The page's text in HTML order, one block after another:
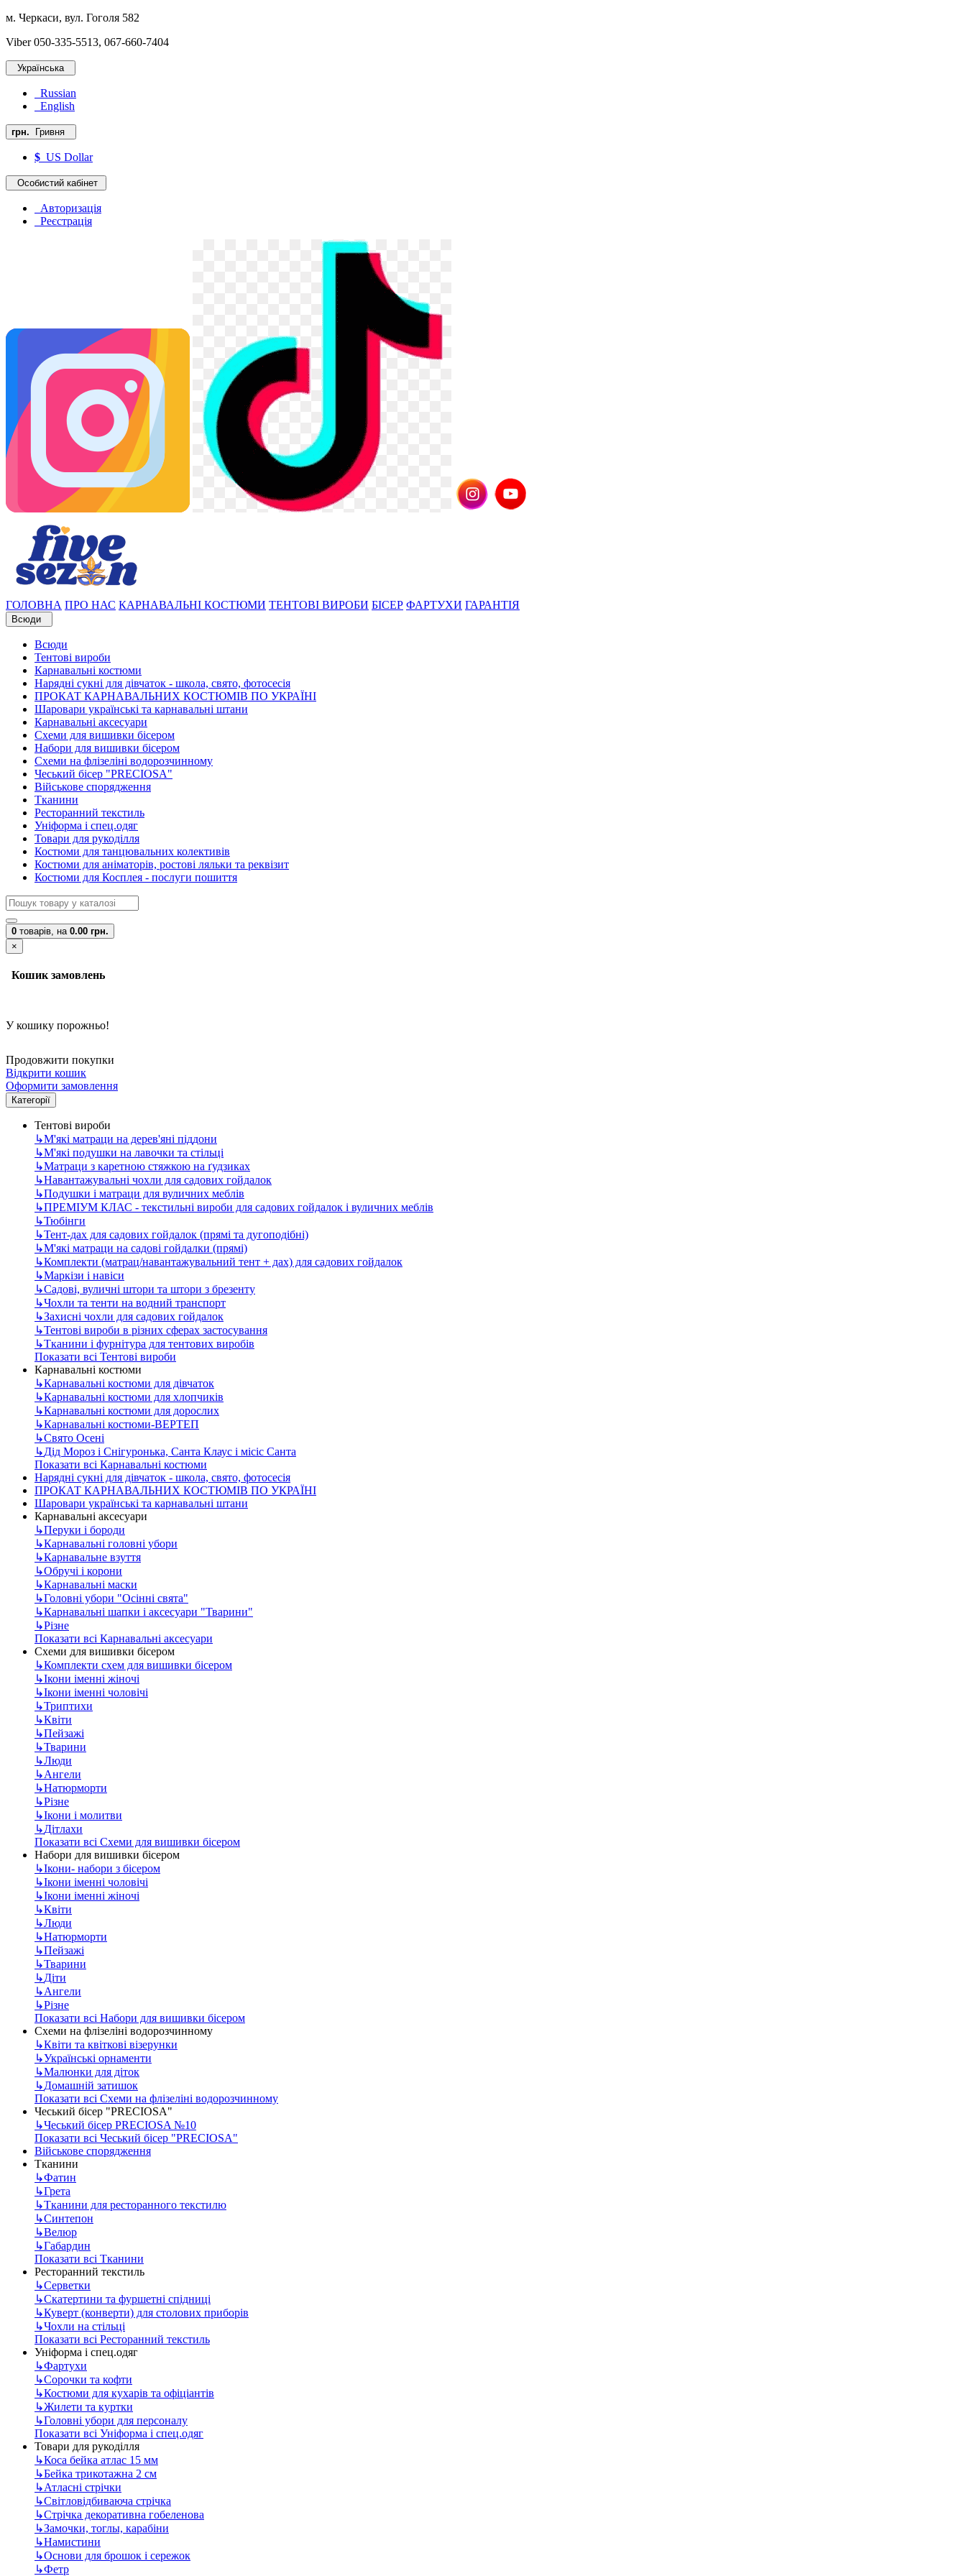
м. Черкаси, вул. Гоголя 582
Viber 050-335-5513, 067-660-7404
Українська
Russian
English
грн. Гривня
$ US Dollar
Особистий кабінет
Авторизація
Реєстрація
ГОЛОВНА ПРО НАС КАРНАВАЛЬНІ КОСТЮМИ ТЕНТОВІ ВИРОБИ БІСЕР ФАРТУХИ ГАРАНТІЯ
Всюди
Всюди
Тентові вироби
Карнавальні костюми
Нарядні сукні для дівчаток - школа, свято, фотосесія
ПРОКАТ КАРНАВАЛЬНИХ КОСТЮМІВ ПО УКРАЇНІ
Шаровари українські та карнавальні штани
Карнавальні аксесуари
Схеми для вишивки бісером
Набори для вишивки бісером
Схеми на флізеліні водорозчинному
Чеський бісер "PRECIOSA"
Військове спорядження
Тканини
Ресторанний текстиль
Уніформа і спец.одяг
Товари для рукоділля
Костюми для танцювальних колективів
Костюми для аніматорів, ростові ляльки та реквізит
Костюми для Косплея - послуги пошиття
0 товарів, на 0.00 грн.
×
Кошик замовлень
У кошику порожньо!
Продовжити покупки
Відкрити кошик
Оформити замовлення
Категорії
Тентові вироби
↳М'які матраци на дерев'яні піддони
↳М'які подушки на лавочки та стільці
↳Матраци з каретною стяжкою на ґудзиках
↳Навантажувальні чохли для садових гойдалок
↳Подушки і матраци для вуличних меблів
↳ПРЕМІУМ КЛАС - текстильні вироби для садових гойдалок і вуличних меблів
↳Тюбінги
↳Тент-дах для садових гойдалок (прямі та дугоподібні)
↳М'які матраци на садові гойдалки (прямі)
↳Комплекти (матрац/навантажувальний тент + дах) для садових гойдалок
↳Маркізи і навіси
↳Садові, вуличні штори та штори з брезенту
↳Чохли та тенти на водний транспорт
↳Захисні чохли для садових гойдалок
↳Тентові вироби в різних сферах застосування
↳Тканини і фурнітура для тентових виробів
Показати всі Тентові вироби
Карнавальні костюми
↳Карнавальні костюми для дівчаток
↳Карнавальні костюми для хлопчиків
↳Карнавальні костюми для дорослих
↳Карнавальні костюми-ВЕРТЕП
↳Свято Осені
↳Дід Мороз і Снігуронька, Санта Клаус і місіс Санта
Показати всі Карнавальні костюми
Нарядні сукні для дівчаток - школа, свято, фотосесія
ПРОКАТ КАРНАВАЛЬНИХ КОСТЮМІВ ПО УКРАЇНІ
Шаровари українські та карнавальні штани
Карнавальні аксесуари
↳Перуки і бороди
↳Карнавальні головні убори
↳Карнавальне взуття
↳Обручі і корони
↳Карнавальні маски
↳Головні убори "Осінні свята"
↳Карнавальні шапки і аксесуари "Тварини"
↳Різне
Показати всі Карнавальні аксесуари
Схеми для вишивки бісером
↳Комплекти схем для вишивки бісером
↳Ікони іменні жіночі
↳Ікони іменні чоловічі
↳Триптихи
↳Квіти
↳Пейзажі
↳Тварини
↳Люди
↳Ангели
↳Натюрморти
↳Різне
↳Ікони і молитви
↳Дітлахи
Показати всі Схеми для вишивки бісером
Набори для вишивки бісером
↳Ікони- набори з бісером
↳Ікони іменні чоловічі
↳Ікони іменні жіночі
↳Квіти
↳Люди
↳Натюрморти
↳Пейзажі
↳Тварини
↳Діти
↳Ангели
↳Різне
Показати всі Набори для вишивки бісером
Схеми на флізеліні водорозчинному
↳Квіти та квіткові візерунки
↳Українські орнаменти
↳Малюнки для діток
↳Домашній затишок
Показати всі Схеми на флізеліні водорозчинному
Чеський бісер "PRECIOSA"
↳Чеський бісер PRECIOSA №10
Показати всі Чеський бісер "PRECIOSA"
Військове спорядження
Тканини
↳Фатин
↳Грета
↳Тканини для ресторанного текстилю
↳Синтепон
↳Велюр
↳Габардин
Показати всі Тканини
Ресторанний текстиль
↳Серветки
↳Скатертини та фуршетні спідниці
↳Куверт (конверти) для столових приборів
↳Чохли на стільці
Показати всі Ресторанний текстиль
Уніформа і спец.одяг
↳Фартухи
↳Сорочки та кофти
↳Костюми для кухарів та офіціантів
↳Жилети та куртки
↳Головні убори для персоналу
Показати всі Уніформа і спец.одяг
Товари для рукоділля
↳Коса бейка атлас 15 мм
↳Бейка трикотажна 2 см
↳Атласні стрічки
↳Світловідбиваюча стрічка
↳Стрічка декоративна гобеленова
↳Замочки, тоглы, карабіни
↳Намистини
↳Основи для брошок і сережок
↳Фетр